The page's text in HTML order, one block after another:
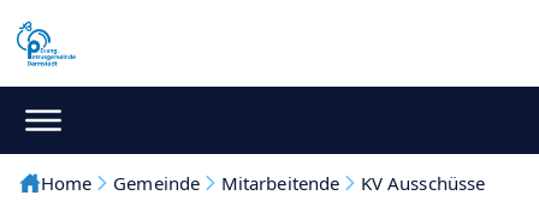
Home Gemeinde Mitarbeitende KV Ausschüsse